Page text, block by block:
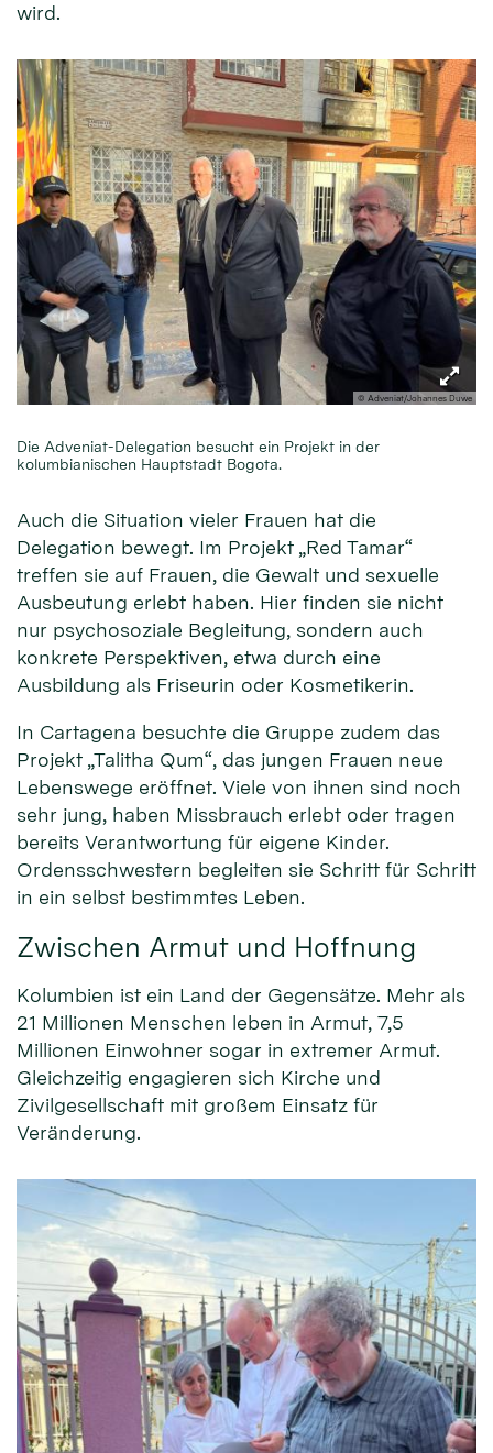
wird.
© Adveniat/Johannes Duwe
Die Adveniat-Delegation besucht ein Projekt in der
kolumbianischen Hauptstadt Bogota.
Auch die Situation vieler Frauen hat die
Delegation bewegt. Im Projekt „Red Tamar“
treffen sie auf Frauen, die Gewalt und sexuelle
Ausbeutung erlebt haben. Hier finden sie nicht
nur psychosoziale Begleitung, sondern auch
konkrete Perspektiven, etwa durch eine
Ausbildung als Friseurin oder Kosmetikerin.
In Cartagena besuchte die Gruppe zudem das
Projekt „Talitha Qum“, das jungen Frauen neue
Lebenswege eröffnet. Viele von ihnen sind noch
sehr jung, haben Missbrauch erlebt oder tragen
bereits Verantwortung für eigene Kinder.
Ordensschwestern begleiten sie Schritt für Schritt
in ein selbst bestimmtes Leben.
Zwischen Armut und Hoffnung
Kolumbien ist ein Land der Gegensätze. Mehr als
21 Millionen Menschen leben in Armut, 7,5
Millionen Einwohner sogar in extremer Armut.
Gleichzeitig engagieren sich Kirche und
Zivilgesellschaft mit großem Einsatz für
Veränderung.